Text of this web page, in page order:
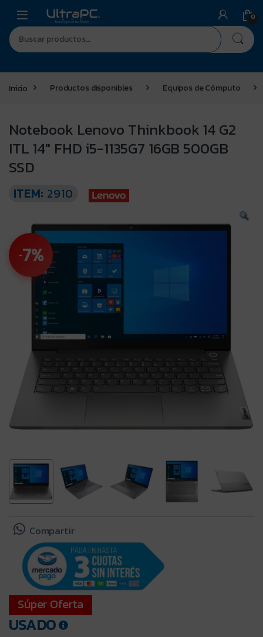
0
Inicio Productos disponibles Equipos de Cómputo
-7%
Notebook Lenovo Thinkbook 14 G2
ITL 14″ FHD i5-1135G7 16GB 500GB
SSD
ITEM: 2910
Compartir
Súper Oferta
USADO